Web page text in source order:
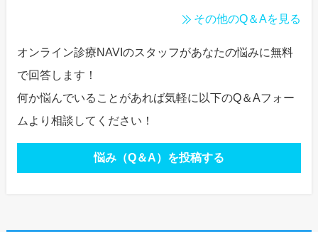
その他のQ＆Aを見る
オンライン診療NAVIのスタッフがあなたの悩みに無料
で回答します！
何か悩んでいることがあれば気軽に以下のQ＆Aフォー
ムより相談してください！
悩み（Q＆A）を投稿する